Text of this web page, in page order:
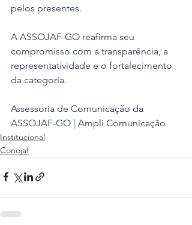
pelos presentes.
A ASSOJAF-GO reafirma seu
compromisso com a transparência, a
representatividade e o fortalecimento
da categoria.
Assessoria de Comunicação da
ASSOJAF-GO | Ampli Comunicação
Institucional
Conojaf